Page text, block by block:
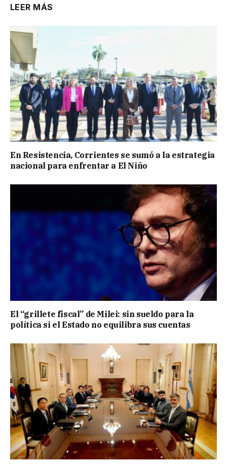
LEER MÁS
En Resistencia, Corrientes se sumó a la estrategia
nacional para enfrentar a El Niño
El “grillete fiscal” de Milei: sin sueldo para la
política si el Estado no equilibra sus cuentas